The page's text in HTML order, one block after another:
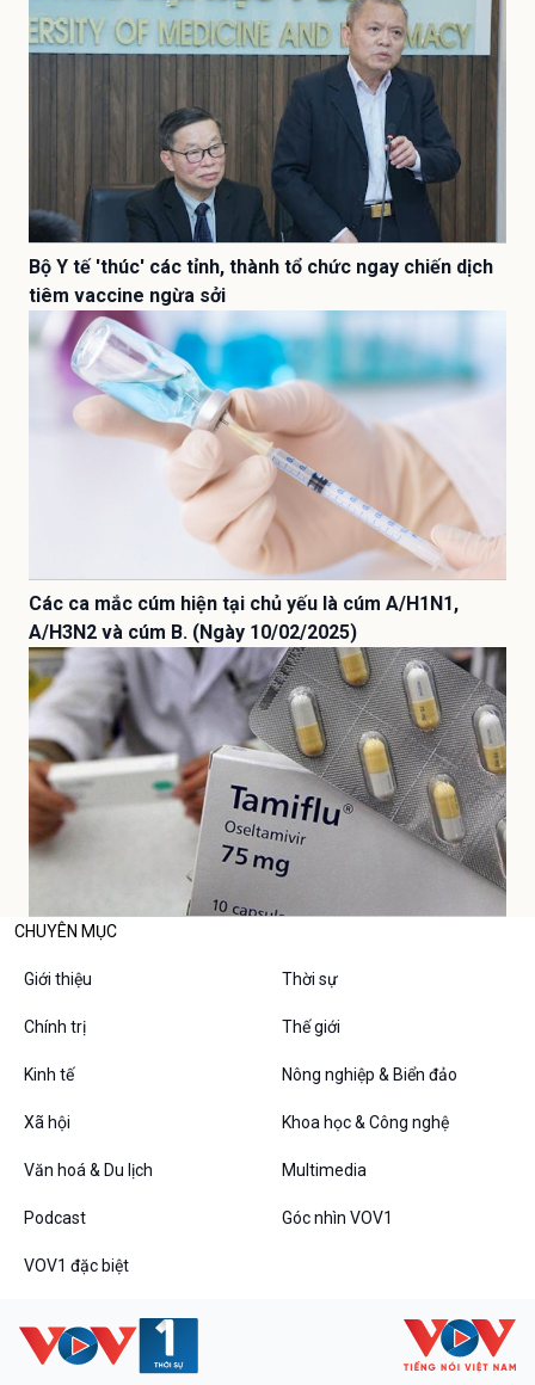
Bộ Y tế 'thúc' các tỉnh, thành tổ chức ngay chiến dịch
tiêm vaccine ngừa sởi
Các ca mắc cúm hiện tại chủ yếu là cúm A/H1N1,
A/H3N2 và cúm B. (Ngày 10/02/2025)
CHUYÊN MỤC
Giới thiệu Thời sự
Chính trị Thế giới
Kinh tế Nông nghiệp & Biển đảo
Xã hội Khoa học & Công nghệ
Văn hoá & Du lịch Multimedia
Podcast Góc nhìn VOV1
VOV1 đặc biệt